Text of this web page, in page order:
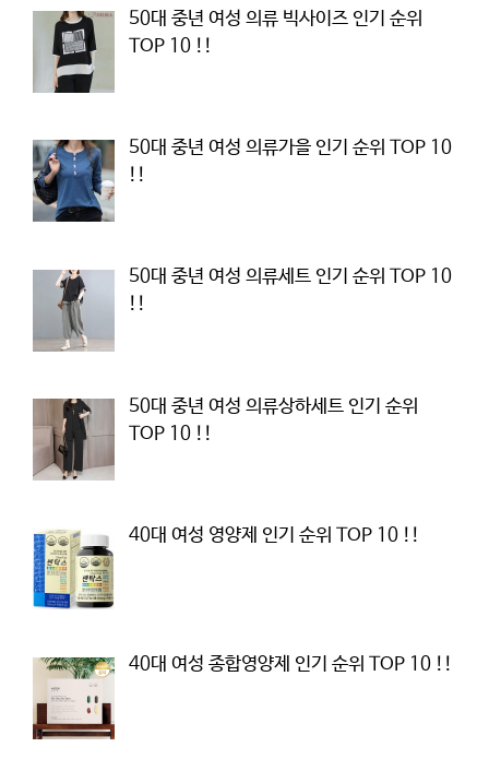
50대 중년 여성 의류 빅사이즈 인기 순위
TOP 10 !!
50대 중년 여성 의류가을 인기 순위 TOP 10
!!
50대 중년 여성 의류세트 인기 순위 TOP 10
!!
50대 중년 여성 의류상하세트 인기 순위
TOP 10 !!
40대 여성 영양제 인기 순위 TOP 10 !!
40대 여성 종합영양제 인기 순위 TOP 10 !!